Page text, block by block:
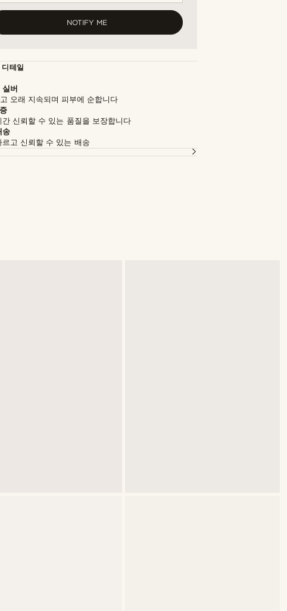
NOTIFY ME
테일
버
오래 지속되며 피부에 순합니다
간 신뢰할 수 있는 품질을 보장합니다
송
르고 신뢰할 수 있는 배송